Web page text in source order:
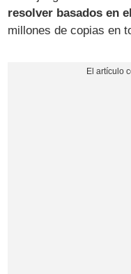
resolver basados en
millones de copias en